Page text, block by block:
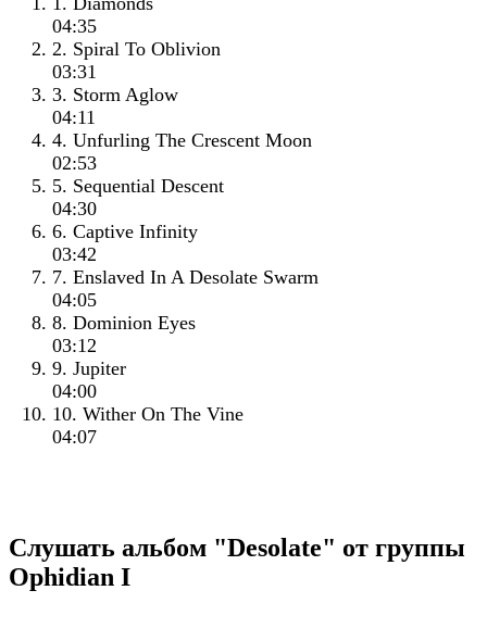
04:35
2. Spiral To Oblivion
03:31
3. Storm Aglow
04:11
4. Unfurling The Crescent Moon
02:53
5. Sequential Descent
04:30
6. Captive Infinity
03:42
7. Enslaved In A Desolate Swarm
04:05
8. Dominion Eyes
03:12
9. Jupiter
04:00
10. Wither On The Vine
04:07
Слушать альбом "Desolate" от группы
Ophidian I